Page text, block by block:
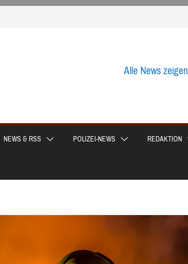
Alle News zeigen
NEWS & RSS POLIZEI-NEWS REDAKTION